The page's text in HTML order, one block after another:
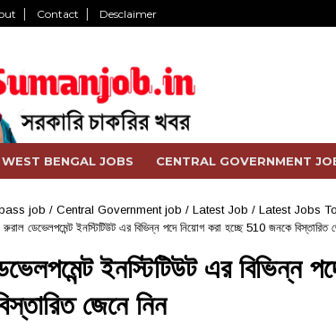
Contact Desclaimer
WEST BENGAL JOBS CENTRAL GOVERNMENT
job / Central Government job / Latest Job / Latest Jobs
রুরাল ডেভেলপমেন্ট ইনস্টিটিউট এর বিভিন্ন পদে নিয়োগ করা হচ্ছে 510 জনকে বিস্তারিত
ইনস্টিটিউট এর বিভিন্ন
জেনে নিন